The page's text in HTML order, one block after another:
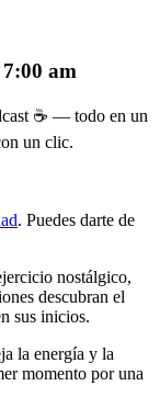
am
☕ — todo en un
un clic.
. Puedes darte de
nostálgico,
descubran el
sus inicios.
la energía y la
momento por una